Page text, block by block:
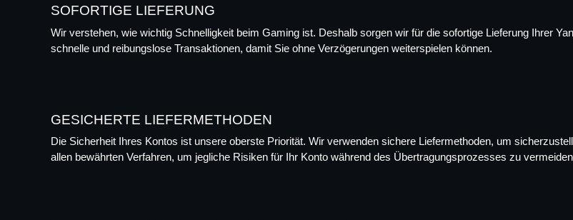
SOFORTIGE LIEFERUNG
Wir verstehen, wie wichtig Schnelligkeit beim Gaming ist. Deshalb sorgen wir für die sofortige Lieferung Ihrer
schnelle und reibungslose Transaktionen, damit Sie ohne Verzögerungen weiterspielen können.
GESICHERTE LIEFERMETHODEN
Die Sicherheit Ihres Kontos ist unsere oberste Priorität. Wir verwenden sichere Liefermethoden, um
allen bewährten Verfahren, um jegliche Risiken für Ihr Konto während des Übertragungsprozesses zu